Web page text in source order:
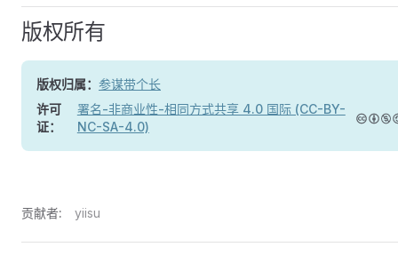
版权所有
版权归属： 参谋带个长
许可
证：
署名-非商业性-相同方式共享 4.0 国际 (CC-BY-
NC-SA-4.0)
贡献者: yiisu